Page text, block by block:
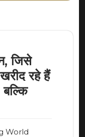
जिसे
रहे हैं
बल्कि
World